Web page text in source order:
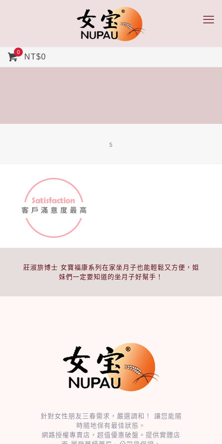
0
NT$0
s
莊淑旂博士 女寶福康系列在家坐月子也能輕鬆又方便，姐
妹們一定要知道的坐月子好幫手！
針對女性朋友三春需求，嚴選調和！ 讓您能隨
時隨地保有最佳狀態。
網路授權專賣店，超值優惠破盤。提供實體店